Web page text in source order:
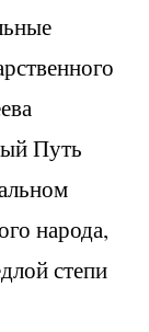
Путь
народа,
степи